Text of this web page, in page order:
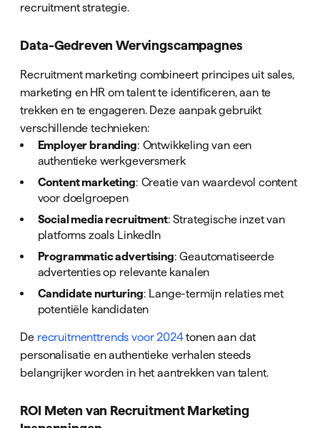
recruitment strategie.
Data-Gedreven Wervingscampagnes
Recruitment marketing combineert principes uit sales,
marketing en HR om talent te identificeren, aan te
trekken en te engageren. Deze aanpak gebruikt
verschillende technieken:
Employer branding: Ontwikkeling van een
authentieke werkgeversmerk
Content marketing: Creatie van waardevol content
voor doelgroepen
Social media recruitment: Strategische inzet van
platforms zoals LinkedIn
Programmatic advertising: Geautomatiseerde
advertenties op relevante kanalen
Candidate nurturing: Lange-termijn relaties met
potentiële kandidaten
De recruitmenttrends voor 2024tonen aan dat
personalisatie en authentieke verhalen steeds
belangrijker worden in het aantrekken van talent.
ROI Meten van Recruitment Marketing